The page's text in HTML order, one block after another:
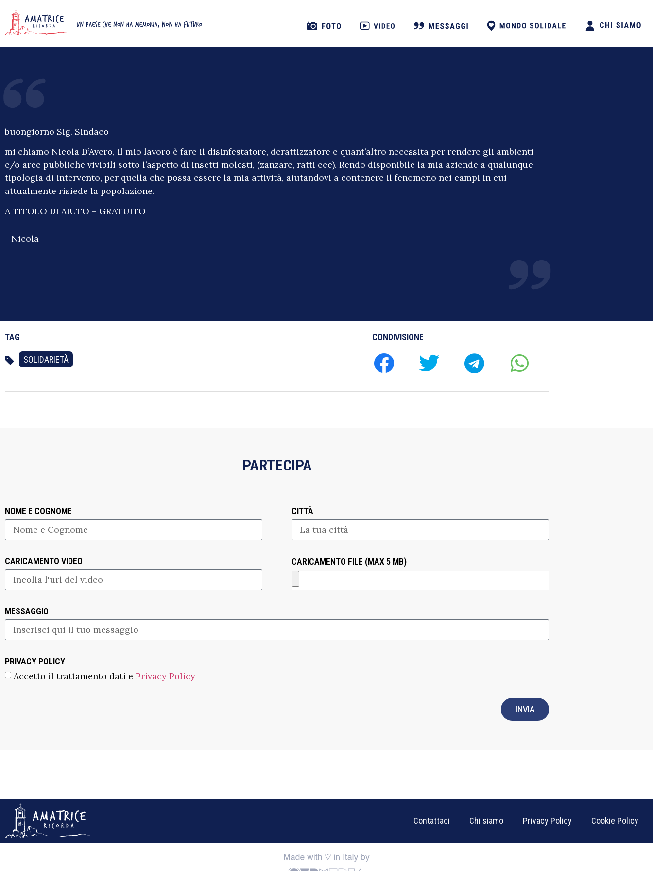
buongiorno Sig. Sindaco
mi chiamo Nicola D’Avero, il mio lavoro è fare il disinfestatore, derattizzatore e quant’altro necessita per rendere gli ambienti
e/o aree pubbliche vivibili sotto l’aspetto di insetti molesti, (zanzare, ratti ecc). Rendo disponibile la mia aziende a qualunque
tipologia di intervento, per quella che possa essere la mia attività, aiutandovi a contenere il fenomeno nei campi in cui
attualmente risiede la popolazione.
A TITOLO DI AIUTO – GRATUITO
- Nicola
TAG
SOLIDARIETÀ
CONDIVISIONE
PARTECIPA
NOME E COGNOME CITTÀ
CARICAMENTO VIDEO CARICAMENTO FILE (MAX 5 MB)
MESSAGGIO
PRIVACY POLICY
Accetto il trattamento dati e Privacy Policy
INVIA
Contattaci Chi siamo Privacy Policy Cookie Policy